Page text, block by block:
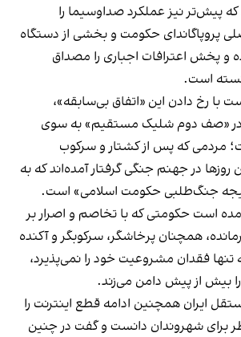
که پیش‌تر نیز عملکرد صداوسیما را
پروپاگاندای حکومت و بخشی از دستگاه
و پخش اعترافات اجباری را مصداق
است.
با رخ دادن این «اتفاق بی‌سابقه»،
در «صف دوم شلیک مستقیم» به سوی
مردمی که پس از کشتار و سرکوب
در جهنم جنگی گرفتار آمده‌اند که به
جنگ‌طلبی حکومت اسلامی» است.
آمده است حکومتی که با تخاصم و اصرار بر
همچنان پرخاشگر، سرکوبگر و آکنده
تنها فقدان مشروعیت خود را نمی‌پذیرد،
بیش از پیش دامن می‌زند.
ایران همچنین ادامه قطع اینترنت را
برای شهروندان دانست و گفت در چنین